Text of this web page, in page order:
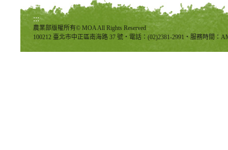
:::
農業部版權所有© MOA All Rights Reserved
100212 臺北市中正區南海路 37 號‧電話：(02)2381-2991‧服務時間：